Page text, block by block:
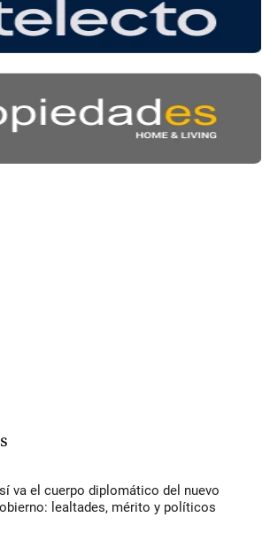
va el cuerpo diplomático del nuevo
lealtades, mérito y políticos